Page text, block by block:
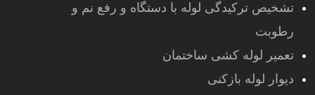
تشخیص ترکیدگی لوله با دستگاه و رفع نم و
رطوبت
تعمیر لوله کشی ساختمان
دیوار لوله بازکنی